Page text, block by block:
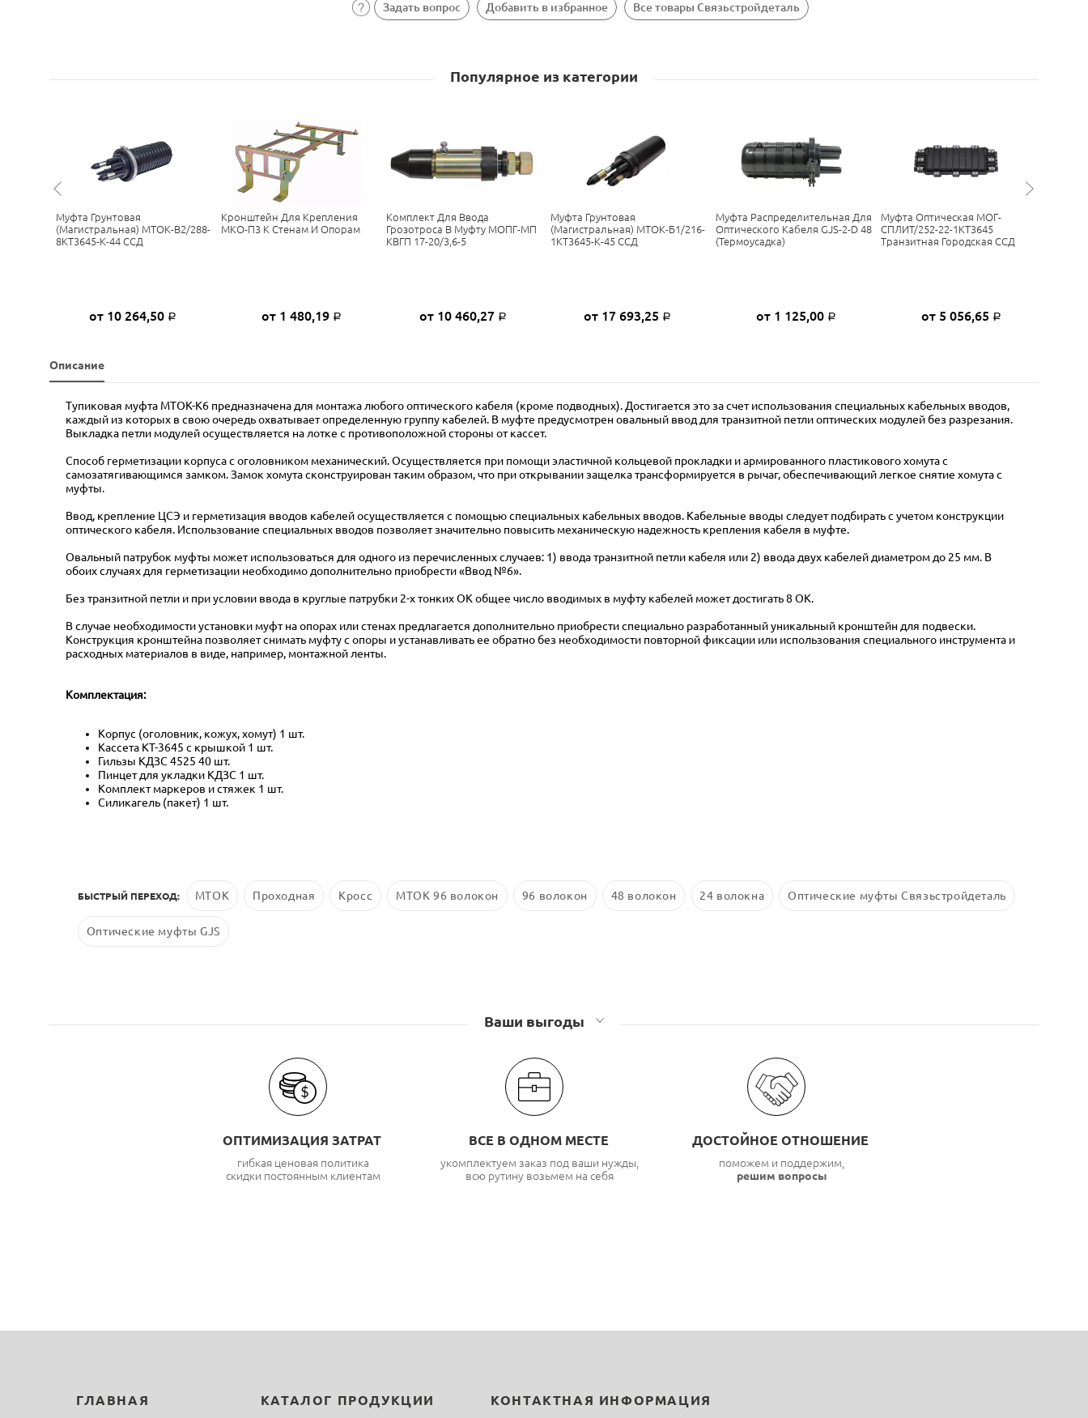
Задать вопрос Добавить в избранное Все товары Связьстройдеталь
Популярное из категории
Муфта Грунтовая
(магистральная) МТОК-В2/288-
8КТ3645-К-44 ССД
от 10 264,50 Р
Кронштейн Для Крепления
МКО-П3 К Стенам И Опорам
от 1 480,19 Р
Комплект Для Ввода
Грозотроса В Муфту МОПГ-МП
КВГП 17-20/3,6-5
от 10 460,27 Р
Муфта Грунтовая
(магистральная) МТОК-Б1/216-
1КТ3645-К-45 ССД
от 17 693,25 Р
Муфта Распределительная Для
Оптического Кабеля GJS-2-D 48
(термоусадка)
от 1 125,00 Р
Муфта Оптическая МОГ-
СПЛИТ/252-22-1КТ3645
Транзитная Городская ССД
от 5 056,65 Р
Описание
Тупиковая муфта МТОК-К6 предназначена для монтажа любого оптического кабеля (кроме подводных). Достигается это за счет использования специальных кабельных вводов,
каждый из которых в свою очередь охватывает определенную группу кабелей. В муфте предусмотрен овальный ввод для транзитной петли оптических модулей без разрезания.
Выкладка петли модулей осуществляется на лотке с противоположной стороны от кассет.
Способ герметизации корпуса с оголовником механический. Осуществляется при помощи эластичной кольцевой прокладки и армированного пластикового хомута с
самозатягивающимся замком. Замок хомута сконструирован таким образом, что при открывании защелка трансформируется в рычаг, обеспечивающий легкое снятие хомута с
муфты.
Ввод, крепление ЦСЭ и герметизация вводов кабелей осуществляется с помощью специальных кабельных вводов. Кабельные вводы следует подбирать с учетом конструкции
оптического кабеля. Использование специальных вводов позволяет значительно повысить механическую надежность крепления кабеля в муфте.
Овальный патрубок муфты может использоваться для одного из перечисленных случаев: 1) ввода транзитной петли кабеля или 2) ввода двух кабелей диаметром до 25 мм. В
обоих случаях для герметизации необходимо дополнительно приобрести «Ввод №6».
Без транзитной петли и при условии ввода в круглые патрубки 2-х тонких ОК общее число вводимых в муфту кабелей может достигать 8 ОК.
В случае необходимости установки муфт на опорах или стенах предлагается дополнительно приобрести специально разработанный уникальный кронштейн для подвески.
Конструкция кронштейна позволяет снимать муфту с опоры и устанавливать ее обратно без необходимости повторной фиксации или использования специального инструмента и
расходных материалов в виде, например, монтажной ленты.
Комплектация:
Корпус (оголовник, кожух, хомут) 1 шт.
Кассета КТ-3645 с крышкой 1 шт.
Гильзы КДЗС 4525 40 шт.
Пинцет для укладки КДЗС 1 шт.
Комплект маркеров и стяжек 1 шт.
Силикагель (пакет) 1 шт.
БЫСТРЫЙ ПЕРЕХОД: МТОК Проходная Кросс МТОК 96 волокон 96 волокон 48 волокон 24 волокна Оптические муфты Связьстройдеталь
Оптические муфты GJS
Ваши выгоды
ОПТИМИЗАЦИЯ ЗАТРАТ
гибкая ценовая политика
скидки постоянным клиентам
ВСЕ В ОДНОМ МЕСТЕ
укомплектуем заказ под ваши нужды,
всю рутину возьмем на себя
ДОСТОЙНОЕ ОТНОШЕНИЕ
поможем и поддержим,
решим вопросы
ГЛАВНАЯ КАТАЛОГ ПРОДУКЦИИ КОНТАКТНАЯ ИНФОРМАЦИЯ